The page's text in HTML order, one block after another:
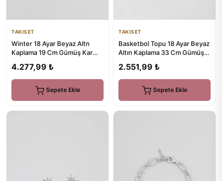
TAKISET
Winter 18 Ayar Beyaz Altn
Kaplama 19 Cm Gümüş Kar
4.277,99 ₺
Sepete Ekle
TAKISET
Basketbol Topu 18 Ayar Beyaz
Altın Kaplama 33 Cm Gümüş
2.551,99 ₺
Sepete Ekle